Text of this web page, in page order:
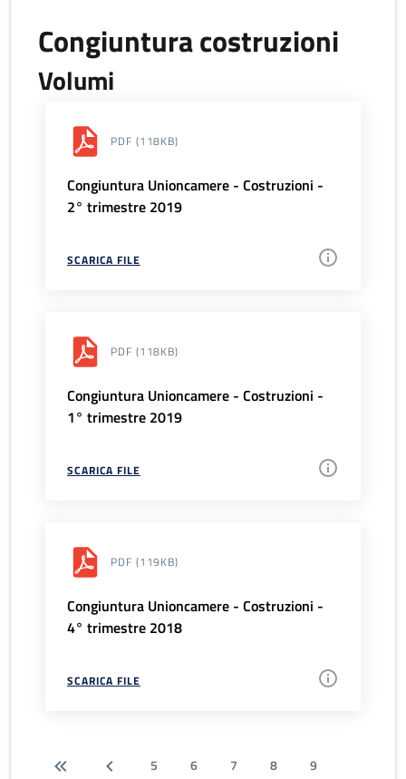
Congiuntura costruzioni
Volumi
PDF (118KB)
Congiuntura Unioncamere - Costruzioni -
2° trimestre 2019
SCARICA FILE
PDF (118KB)
Congiuntura Unioncamere - Costruzioni -
1° trimestre 2019
SCARICA FILE
PDF (119KB)
Congiuntura Unioncamere - Costruzioni -
4° trimestre 2018
SCARICA FILE
5 6 7 8
9